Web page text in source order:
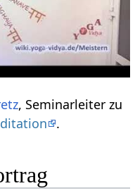
, Seminarleiter zu
.